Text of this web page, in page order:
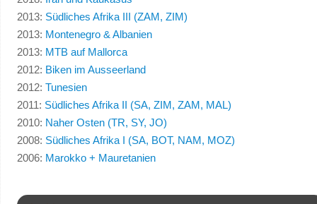
2013: Südliches Afrika III (ZAM, ZIM)
2013: Montenegro & Albanien
2013: MTB auf Mallorca
2012: Biken im Ausseerland
2012: Tunesien
2011: Südliches Afrika II (SA, ZIM, ZAM, MAL)
2010: Naher Osten (TR, SY, JO)
2008: Südliches Afrika I (SA, BOT, NAM, MOZ)
2006: Marokko + Mauretanien